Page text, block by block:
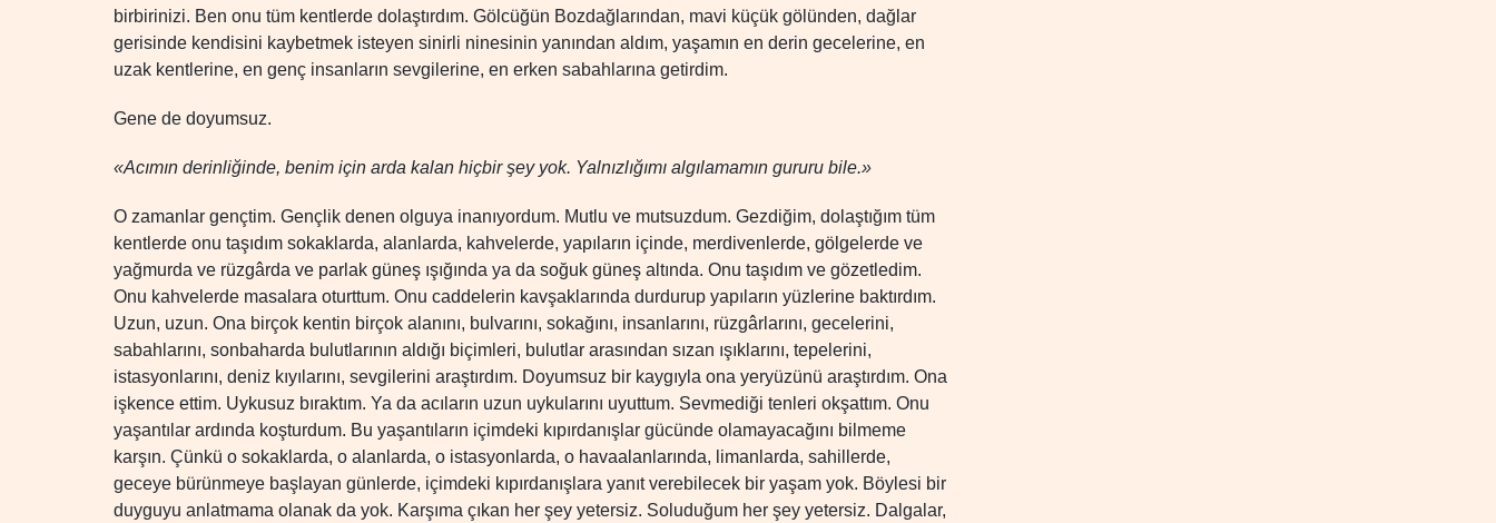
birbirinizi. Ben onu tüm kentlerde dolaştırdım. Gölcüğün Bozdağlarından, mavi küçük gölünden, dağlar
gerisinde kendisini kaybetmek isteyen sinirli ninesinin yanından aldım, yaşamın en derin gecelerine, en
uzak kentlerine, en genç insanların sevgilerine, en erken sabahlarına getirdim.
Gene de doyumsuz.
«Acımın derinliğinde, benim için arda kalan hiçbir şey yok. Yalnızlığımı algılamamın gururu bile.»
O zamanlar gençtim. Gençlik denen olguya inanıyordum. Mutlu ve mutsuzdum. Gezdiğim, dolaştığım tüm
kentlerde onu taşıdım sokaklarda, alanlarda, kahvelerde, yapıların içinde, merdivenlerde, gölgelerde ve
yağmurda ve rüzgârda ve parlak güneş ışığında ya da soğuk güneş altında. Onu taşıdım ve gözetledim.
Onu kahvelerde masalara oturttum. Onu caddelerin kavşaklarında durdurup yapıların yüzlerine baktırdım.
Uzun, uzun. Ona birçok kentin birçok alanını, bulvarını, sokağını, insanlarını, rüzgârlarını, gecelerini,
sabahlarını, sonbaharda bulutlarının aldığı biçimleri, bulutlar arasından sızan ışıklarını, tepelerini,
istasyonlarını, deniz kıyılarını, sevgilerini araştırdım. Doyumsuz bir kaygıyla ona yeryüzünü araştırdım. Ona
işkence ettim. Uykusuz bıraktım. Ya da acıların uzun uykularını uyuttum. Sevmediği tenleri okşattım. Onu
yaşantılar ardında koşturdum. Bu yaşantıların içimdeki kıpırdanışlar gücünde olamayacağını bilmeme
karşın. Çünkü o sokaklarda, o alanlarda, o istasyonlarda, o havaalanlarında, limanlarda, sahillerde,
geceye bürünmeye başlayan günlerde, içimdeki kıpırdanışlara yanıt verebilecek bir yaşam yok. Böylesi bir
duyguyu anlatmama olanak da yok. Karşıma çıkan her şey yetersiz. Soluduğum her şey yetersiz. Dalgalar,